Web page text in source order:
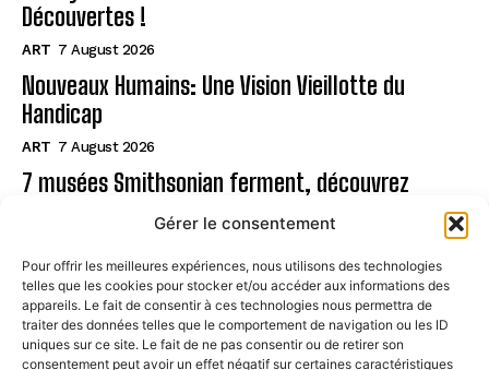
Gérer le consentement
Pour offrir les meilleures expériences, nous utilisons des technologies
telles que les cookies pour stocker et/ou accéder aux informations des
appareils. Le fait de consentir à ces technologies nous permettra de
traiter des données telles que le comportement de navigation ou les ID
uniques sur ce site. Le fait de ne pas consentir ou de retirer son
consentement peut avoir un effet négatif sur certaines caractéristiques
Découvertes !
ART 7 August 2026
Nouveaux Humains: Une Vision Vieillotte du
Handicap
ART 7 August 2026
7 musées Smithsonian ferment, découvrez
Page
CONTACT